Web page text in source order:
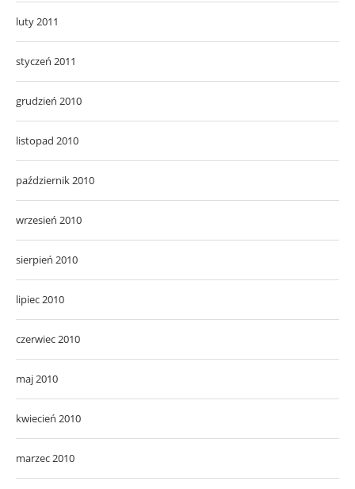
luty 2011
styczeń 2011
grudzień 2010
listopad 2010
październik 2010
wrzesień 2010
sierpień 2010
lipiec 2010
czerwiec 2010
maj 2010
kwiecień 2010
marzec 2010